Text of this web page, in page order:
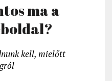
ma a
kell, mielőtt